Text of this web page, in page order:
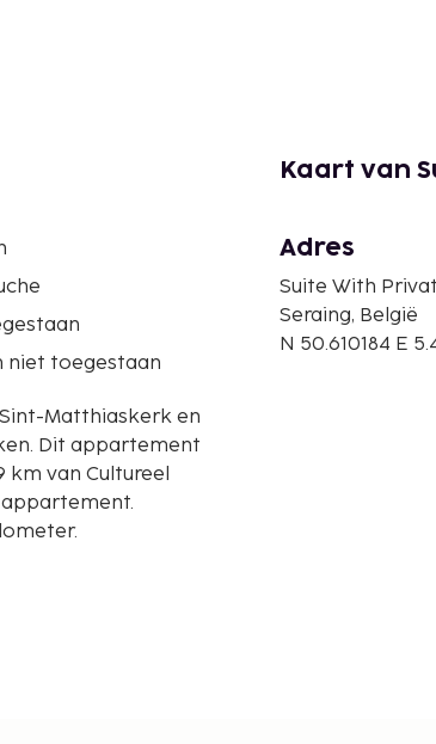
niet toegestaan
Matthiaskerk en
km van Cultureel
Kaart van
Adres
Suite With
Seraing, België
N 50.610184 E